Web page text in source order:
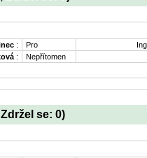
: Pro
: Nepřítomen
se: 0)